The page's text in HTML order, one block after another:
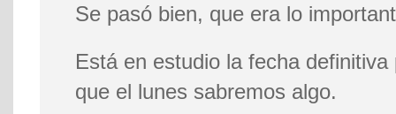
Se pasó bien, que era lo
Está en estudio la fecha definitiva
que el lunes sabremos algo.